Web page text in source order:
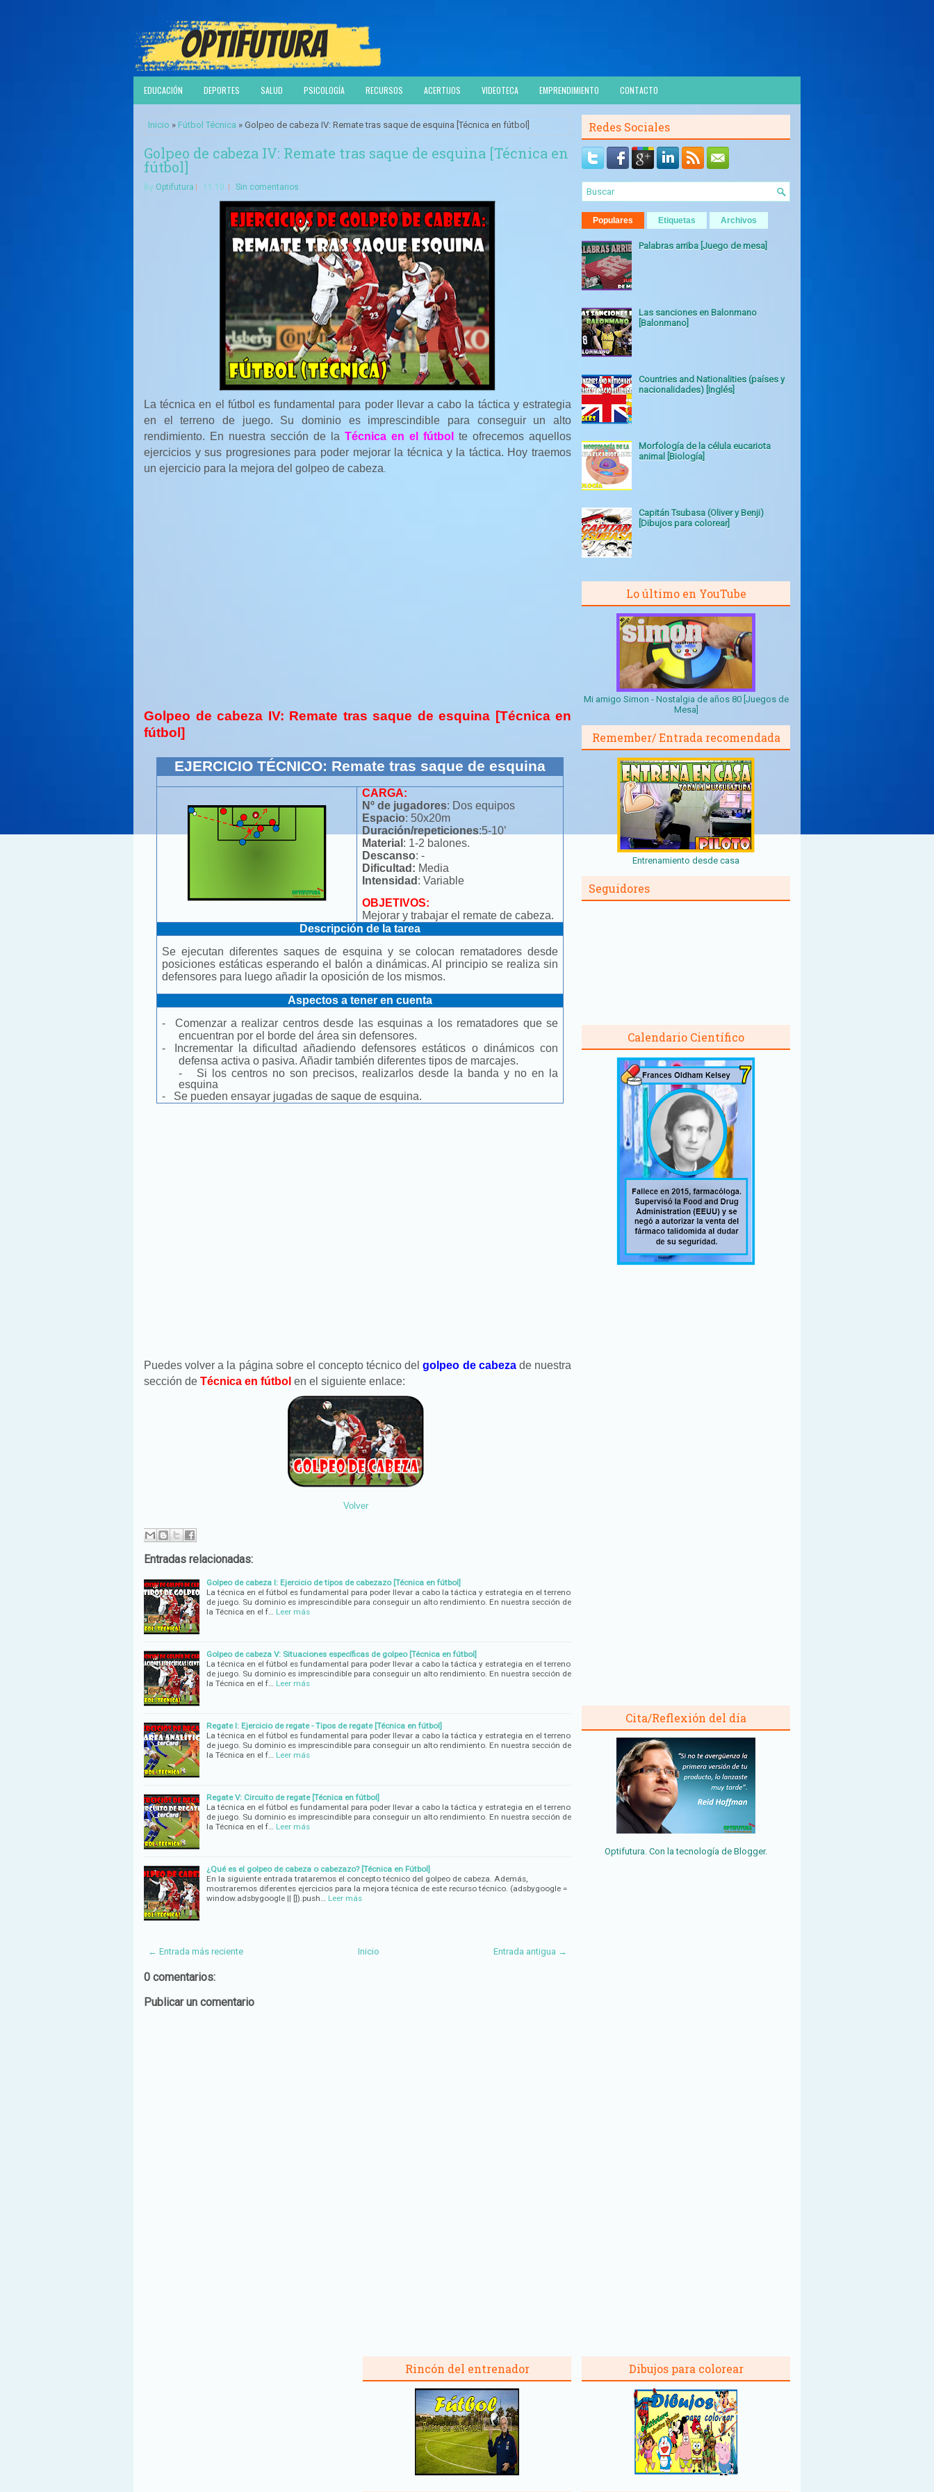
EDUCACIÓN DEPORTES SALUD PSICOLOGÍA RECURSOS ACERTIJOS VIDEOTECA EMPRENDIMIENTO CONTACTO
Inicio » Fútbol Técnica » Golpeo de cabeza IV: Remate tras saque de esquina [Técnica en fútbol]
Golpeo de cabeza IV: Remate tras saque de esquina [Técnica en
fútbol]
By Optifutura 11:10 Sin comentarios
La técnica en el fútbol es fundamental para poder llevar a cabo la táctica y estrategia
en el terreno de juego. Su dominio es imprescindible para conseguir un alto
rendimiento. En nuestra sección de la Técnica en el fútbol
te ofrecemos aquellos
ejercicios y sus progresiones para poder mejorar la técnica y la táctica. Hoy traemos
un ejercicio para la mejora del golpeo de cabeza.
Golpeo de cabeza IV: Remate tras saque de esquina [Técnica en
fútbol]
EJERCICIO TÉCNICO: Remate tras saque de esquina
CARGA:
Nº de jugadores: Dos equipos
Espacio: 50x20m
Duración/repeticiones:5-10’
Material : 1-2 balones.
Descanso: -
Dificultad: Media
Intensidad : Variable
OBJETIVOS:
Mejorar y trabajar el remate de cabeza.
Descripción de la tarea
Se ejecutan diferentes saques de esquina y se colocan rematadores desde
posiciones estáticas esperando el balón a dinámicas. Al principio se realiza sin
defensores para luego añadir la oposición de los mismos.
Aspectos a tener en cuenta
-
Comenzar a realizar centros desde las esquinas a los rematadores que se
encuentran por el borde del área sin defensores.
-
Incrementar la dificultad añadiendo defensores estáticos o dinámicos con
defensa activa o pasiva. Añadir también diferentes tipos de marcajes.
- Si los centros no son precisos, realizarlos desde la banda y no en la
esquina
-
Se pueden ensayar jugadas de saque de esquina.
Puedes volver a la página sobre el concepto técnico delgolpeo de cabeza de nuestra
sección de Técnica en fútbol en el siguiente enlace:
Volver
Entradas relacionadas:
Golpeo de cabeza I: Ejercicio de tipos de cabezazo [Técnica en fútbol]
La técnica en el fútbol es fundamental para poder llevar a cabo la táctica y estrategia en el terreno
de juego. Su dominio es imprescindible para conseguir un alto rendimiento. En nuestra sección de
la Técnica en el f… Leer más
Golpeo de cabeza V: Situaciones específicas de golpeo [Técnica en fútbol]
La técnica en el fútbol es fundamental para poder llevar a cabo la táctica y estrategia en el terreno
de juego. Su dominio es imprescindible para conseguir un alto rendimiento. En nuestra sección de
la Técnica en el f… Leer más
Regate I: Ejercicio de regate - Tipos de regate [Técnica en fútbol]
La técnica en el fútbol es fundamental para poder llevar a cabo la táctica y estrategia en el terreno
de juego. Su dominio es imprescindible para conseguir un alto rendimiento. En nuestra sección de
la Técnica en el f… Leer más
Regate V: Circuito de regate [Técnica en fútbol]
La técnica en el fútbol es fundamental para poder llevar a cabo la táctica y estrategia en el terreno
de juego. Su dominio es imprescindible para conseguir un alto rendimiento. En nuestra sección de
la Técnica en el f… Leer más
¿Qué es el golpeo de cabeza o cabezazo? [Técnica en Fútbol]
En la siguiente entrada trataremos el concepto técnico del golpeo de cabeza. Además,
mostraremos diferentes ejercicios para la mejora técnica de este recurso técnico. (adsbygoogle =
window.adsbygoogle || []).push… Leer más
← Entrada más reciente Entrada antigua →
Inicio
0 comentarios:
Publicar un comentario
Redes Sociales
Populares Etiquetas Archivos
Palabras arriba [Juego de mesa]
Las sanciones en Balonmano
[Balonmano]
Countries and Nationalities (países y
nacionalidades) [Inglés]
Morfología de la célula eucariota
animal [Biología]
Capitán Tsubasa (Oliver y Benji)
[Dibujos para colorear]
Lo último en YouTube
Mi amigo Simon - Nostalgia de años 80 [Juegos de
Mesa]
Remember/ Entrada recomendada
Entrenamiento desde casa
Seguidores
Calendario Científico
Cita/Reflexión del día
Optifutura. Con la tecnología de Blogger.
Rincón del entrenador Dibujos para colorear